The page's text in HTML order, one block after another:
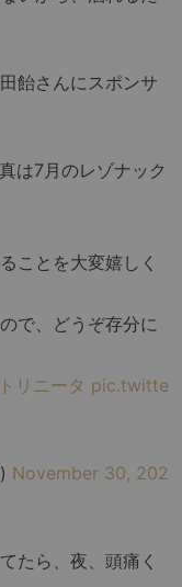
飴さんにスポンサ
は7月のレゾナック
ことを大変嬉しく
で、どうぞ存分に
リニータ pic.twitte
November 30, 202
たら、夜、頭痛く